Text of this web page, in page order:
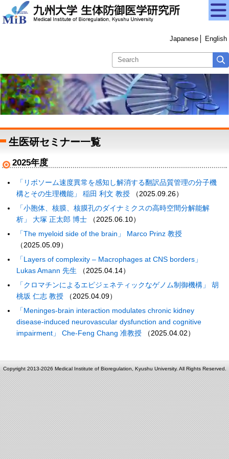
Japanese English
生医研セミナー一覧
2025年度
「リボソーム速度異常を感知し解消する翻訳品質管理の分子機
構とその生理機能」 稲田 利文 教授 （2025.09.26）
「小胞体、核膜、核膜孔のダイナミクスの高時空間分解能解
析」 大塚 正太郎 博士 （2025.06.10）
「The myeloid side of the brain」 Marco Prinz 教授
（2025.05.09）
「Layers of complexity – Macrophages at CNS borders」
Lukas Amann 先生 （2025.04.14）
「クロマチンによるエピジェネティックなゲノム制御機構」 胡
桃坂 仁志 教授 （2025.04.09）
「Meninges-brain interaction modulates chronic kidney
disease-induced neurovascular dysfunction and cognitive
impairment」 Che-Feng Chang 准教授 （2025.04.02）
Copyright 2013-2026 Medical Institute of Bioregulation, Kyushu University. All Rights Reserved.